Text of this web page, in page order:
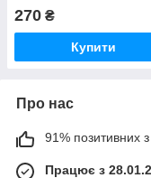
270 ₴
Купити
Про нас
91% позитивних з
Працює з